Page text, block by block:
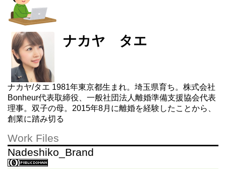
ナカヤ タエ
ナカヤ/タエ 1981年東京都生まれ。埼玉県育ち。株式会社
Bonheur代表取締役、一般社団法人離婚準備支援協会代表
理事。双子の母。2015年8月に離婚を経験したことから、
創業に踏み切る
Work Files
Nadeshiko_Brand